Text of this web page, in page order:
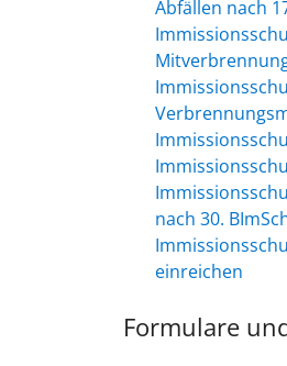
Abfällen nach
nach 30.
einreichen
Formulare